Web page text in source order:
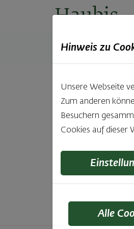
Haubis–
Produkte
Hinweis zu
Unsere Webseite
Zum anderen
Besuchern
Cookies auf dieser
Alle